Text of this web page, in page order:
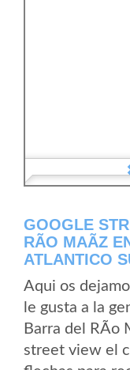
GOOGLE
RÃ­O MAÃ­Z
ATLANTICO
Aqui os
le gusta a la
Barra del RÃ­o
street view el